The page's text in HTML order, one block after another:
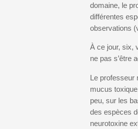
domaine, le
différentes
observations
À ce jour, six,
ne pas s’être
Le professeur
mucus
peu, sur les
des espèces
neurotoxine